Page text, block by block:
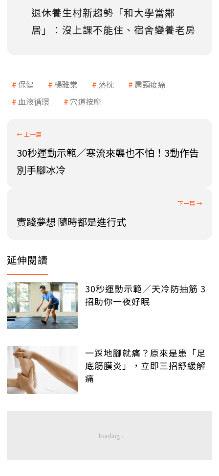
退休養生村新趨勢「和大學當鄰
居」：沒上課不能住、宿舍變養老房
保健 楊雅棠 落枕
肩頸痠痛
血液循環
穴道按摩
30秒運動示範／寒流來襲也不怕！3動作告
別手腳冰冷
實踐夢想 隨時都是進行式
延伸閱讀
30秒運動示範／天冷防抽筋 3
招助你一夜好眠
一踩地腳就痛？原來是患「足
底筋膜炎」，立即三招舒緩解
痛